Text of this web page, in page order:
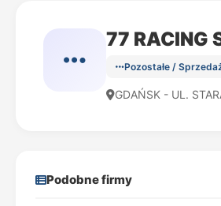
77 RACING
Pozostałe /
GDAŃSK - UL.
Podobne firmy